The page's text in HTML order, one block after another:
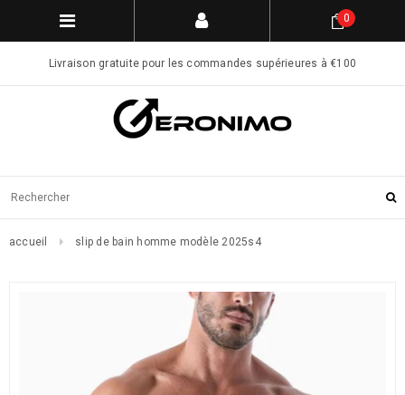
Livraison gratuite pour les commandes supérieures à €100
0
accueil slip de bain homme modèle 2025s4